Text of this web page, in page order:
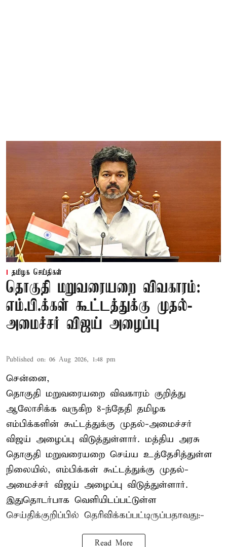
தமிழக செய்திகள்
தொகுதி மறுவரையறை விவகாரம்:
எம்.பி.க்கள் கூட்டத்துக்கு முதல்-
அமைச்சர் விஜய் அழைப்பு
Published on: 06 Aug 2026, 1:48 pm
சென்னை,
தொகுதி மறுவரையறை விவகாரம் குறித்து
ஆலோசிக்க வருகிற 8-ந்தேதி தமிழக
எம்பிக்களின் கூட்டத்துக்கு முதல்-அமைச்சர்
விஜய் அழைப்பு விடுத்துள்ளார். மத்திய அரசு
தொகுதி மறுவரையறை செய்ய உத்தேசித்துள்ள
நிலையில், எம்பிக்கள் கூட்டத்துக்கு முதல்-
அமைச்சர் விஜய் அழைப்பு விடுத்துள்ளார்.
இதுதொடர்பாக வெளியிடப்பட்டுள்ள
செய்திக்குறிப்பில் தெரிவிக்கப்பட்டிருப்பதாவது:-
Read More